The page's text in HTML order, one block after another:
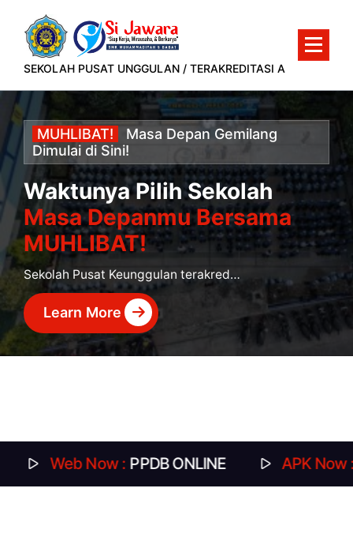
konten
SEKOLAH PUSAT UNGGULAN / TERAKREDITASI A
MUHLIBAT! Masa Depan Gemilang
Dimulai di Sini!
Waktunya Pilih Sekolah
Masa Depanmu Bersama
MUHLIBAT!
Sekolah Pusat Keunggulan terakreditasi A yang siap mencetak murid berprestasi dan siap kerja.
Learn More
Now : PPDB ONLINE APK Now :